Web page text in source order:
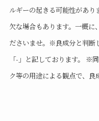
ルギーの起きる可能性があ
欠な場合もあります。一概に
ださいませ。※良成分と判断
「-」と記しております。 ※
ク等の用途による観点で、良